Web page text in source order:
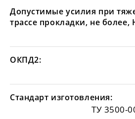
Допустимые усилия при
трассе прокладки, не более,
ОКПД2:
Стандарт изготовления:
ТУ 3500-